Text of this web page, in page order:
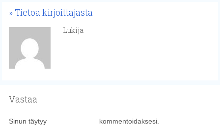
Tietoa kirjoittajasta
Lukija
Vastaa
Sinun täytyy kommentoidaksesi.